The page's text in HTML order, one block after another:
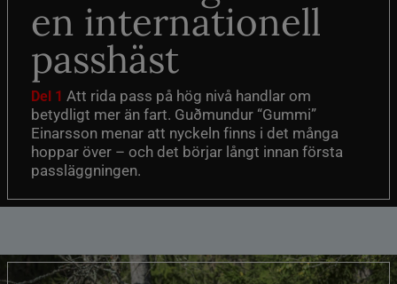
en internationell
passhäst
Del 1 Att rida pass på hög nivå handlar om
betydligt mer än fart. Guðmundur “Gummi”
Einarsson menar att nyckeln finns i det många
hoppar över – och det börjar långt innan första
passläggningen.